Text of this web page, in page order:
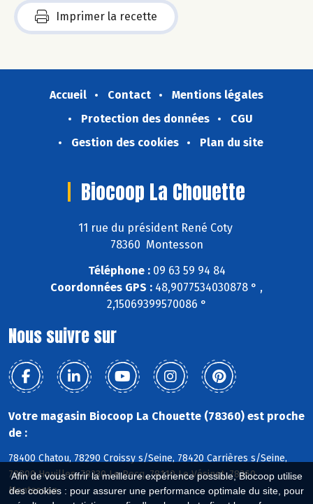
Afin de vous offrir la meilleure expérience possible, Biocoop utilise
des cookies : pour assurer une performance optimale du site, pour
Imprimer la recette
Accueil Contact
Mentions légales
Protection des données
CGU
Gestion des cookies
Plan du site
Biocoop La Chouette
11 rue du président René Coty
78360 Montesson
Téléphone :09 63 59 94 84
Coordonnées GPS : 48,9077534030878 ° ,
2,15069399570086 °
Nous suivre sur
Votre magasin Biocoop La Chouette (78360) est proche
de :
78400 Chatou, 78290 Croissy s/Seine, 78420 Carrières s/Seine,
78800 Houilles, 78230 Le Pecq, 78110 Le Vésinet, 78360
Montesson